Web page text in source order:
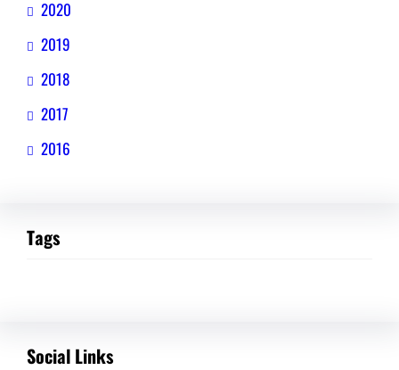
2020
2019
2018
2017
2016
Tags
Social Links